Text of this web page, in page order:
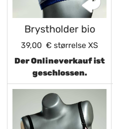
Brystholder bio
39,00 € størrelse XS
Der Onlineverkauf ist
geschlossen.